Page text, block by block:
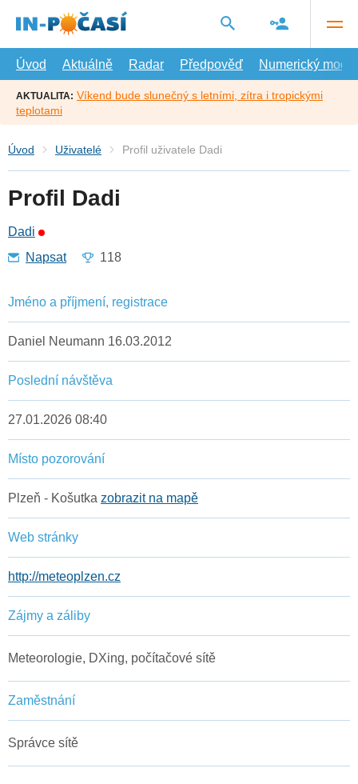
hlavní
Úvod
Aktuálně Radar Předpověď Numerický model
AKTUALITA: Víkend bude slunečný s letními, zítra i tropickými
teplotami
Úvod Uživatelé Profil uživatele Dadi
Profil Dadi
Dadi
Napsat
118
Jméno a příjmení, registrace
Daniel Neumann 16.03.2012
Poslední návštěva
27.01.2026 08:40
Místo pozorování
Plzeň - Košutka zobrazit na mapě
Web stránky
http://meteoplzen.cz
Zájmy a záliby
Meteorologie, DXing, počítačové sítě
Zaměstnání
Správce sítě